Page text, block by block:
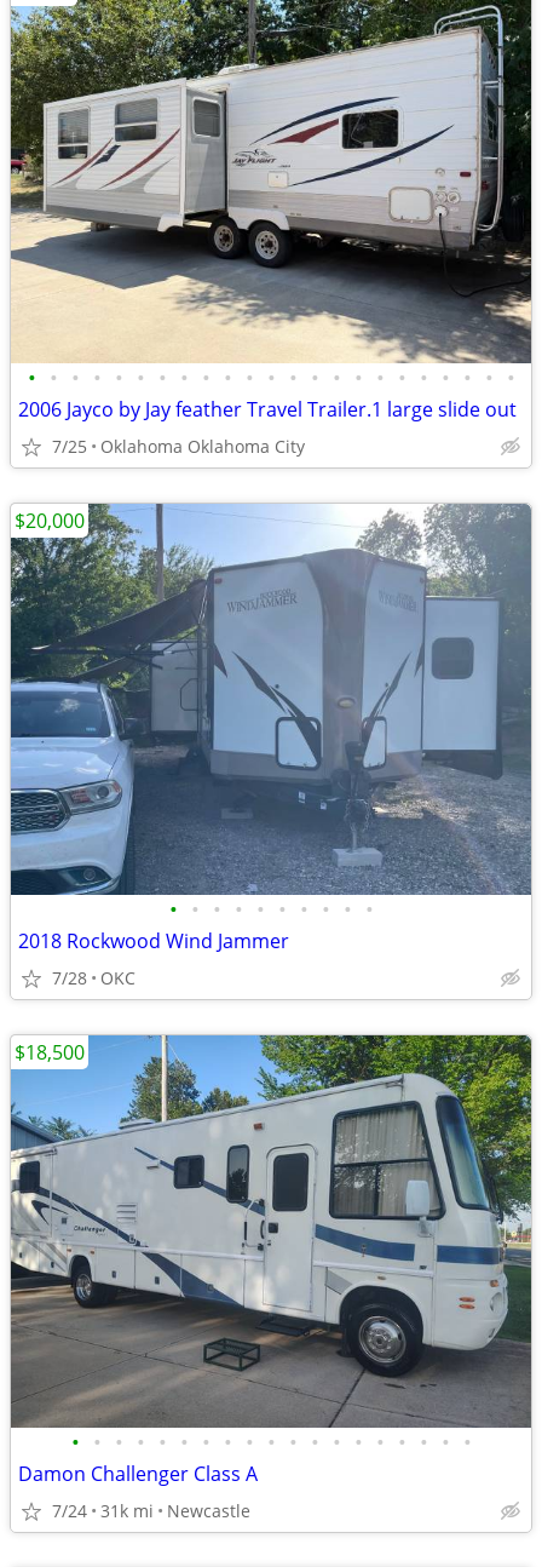
• • • • • • • • • • • • • • • • • • • • • • •
2006 Jayco by Jay feather Travel Trailer.1 large slide out
7/25 Oklahoma Oklahoma City
• • • • • • • • • •
2018 Rockwood Wind Jammer
7/28 OKC
$20,000
• • • • • • • • • • • • • • • • • • •
Damon Challenger Class A
7/24 31k mi Newcastle
$18,500